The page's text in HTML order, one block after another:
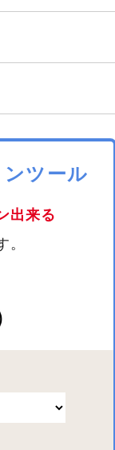
ツール
出来る